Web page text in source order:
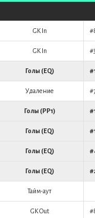
GK In
GK In
Голы (EQ)
Удаление
Голы (PP1)
Голы (EQ)
Голы (EQ)
Голы (EQ)
Тайм-аут
GK Out